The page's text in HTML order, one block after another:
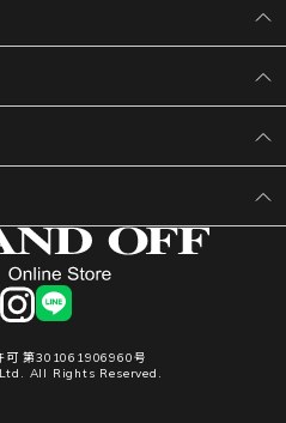
instagram
LINE
可 第301061906960号
All Rights Reserved.